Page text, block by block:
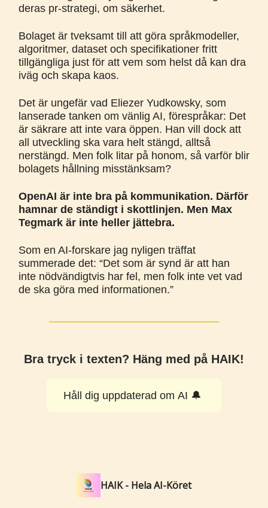
deras pr-strategi, om säkerhet.
Bolaget är tveksamt till att göra språkmodeller,
algoritmer, dataset och specifikationer fritt
tillgängliga just för att vem som helst då kan dra
iväg och skapa kaos.
Det är ungefär vad Eliezer Yudkowsky, som
lanserade tanken om vänlig AI, förespråkar: Det
är säkrare att inte vara öppen. Han vill dock att
all utveckling ska vara helt stängd, alltså
nerstängd. Men folk litar på honom, så varför blir
bolagets hållning misstänksam?
OpenAI är inte bra på kommunikation. Därför
hamnar de ständigt i skottlinjen. Men Max
Tegmark är inte heller jättebra.
Som en AI-forskare jag nyligen träffat
summerade det: “Det som är synd är att han
inte nödvändigtvis har fel, men folk inte vet vad
de ska göra med informationen.”
Bra tryck i texten? Häng med på HAIK!
Håll dig uppdaterad om AI 🔔
HAIK - Hela AI-Köret